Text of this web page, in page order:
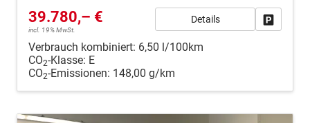
39.780,– €
incl. 19% MwSt.
Details
Verbrauch kombiniert: 6,50 l/100km
CO2-Klasse: E
CO2-Emissionen: 148,00 g/km